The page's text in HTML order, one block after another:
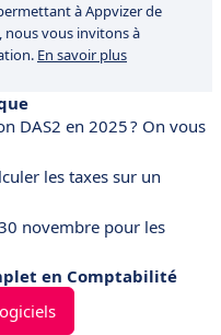
à Appvizer de
nous vous invitons à
En savoir plus
DAS2 en 2025 ? On vous
les taxes sur un
novembre pour les
en Comptabilité